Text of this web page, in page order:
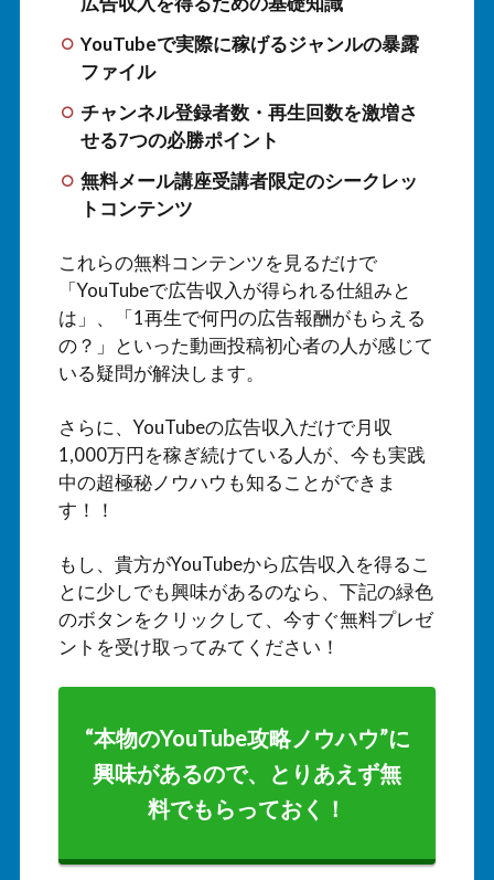
YouTubeで実際に稼げるジャンルの暴露
ファイル
チャンネル登録者数・再生回数を激増さ
せる7つの必勝ポイント
無料メール講座受講者限定のシークレッ
トコンテンツ
これらの無料コンテンツを見るだけで
「YouTubeで広告収入が得られる仕組みと
は」、「1再生で何円の広告報酬がもらえる
の？」といった動画投稿初心者の人が感じて
いる疑問が解決します。
さらに、YouTubeの広告収入だけで月収
1,000万円を稼ぎ続けている人が、今も実践
中の超極秘ノウハウも知ることができま
す！！
もし、貴方がYouTubeから広告収入を得るこ
とに少しでも興味があるのなら、下記の緑色
のボタンをクリックして、今すぐ無料プレゼ
ントを受け取ってみてください！
“本物のYouTube攻略ノウハウ”に
興味があるので、とりあえず無
料でもらっておく！